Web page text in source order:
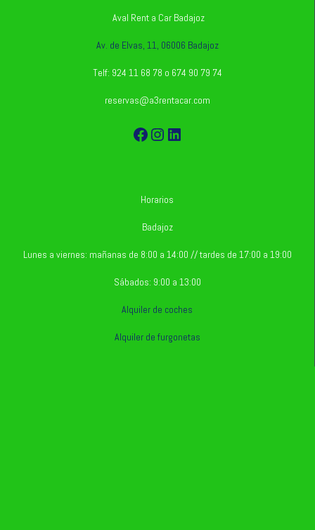
Aval Rent a Car Badajoz
Av. de Elvas, 11, 06006 Badajoz
Telf: 924 11 68 78 o 674 90 79 74
reservas@a3rentacar.com
Facebook
Instagram
LinkedIn
Horarios
Badajoz
Lunes a viernes: mañanas de 8:00 a 14:00 // tardes de 17:00 a 19:00
Sábados: 9:00 a 13:00
Alquiler de coches
Alquiler de furgonetas